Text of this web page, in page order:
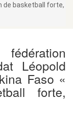
de basketball forte,
Léopold
Faso «
forte,